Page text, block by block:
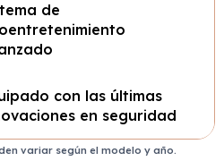
de
con las últimas
en seguridad
variar según el modelo y año.